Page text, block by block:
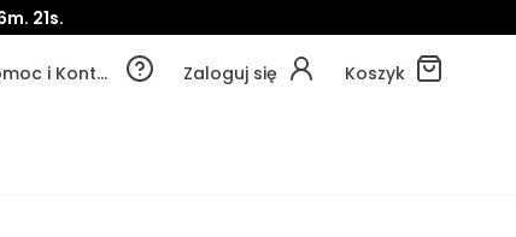
20s.
Pomoc i Kontakt Zaloguj się Koszyk